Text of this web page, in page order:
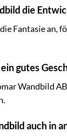
die
Fantasie an,
gutes
Wandbild
auch in